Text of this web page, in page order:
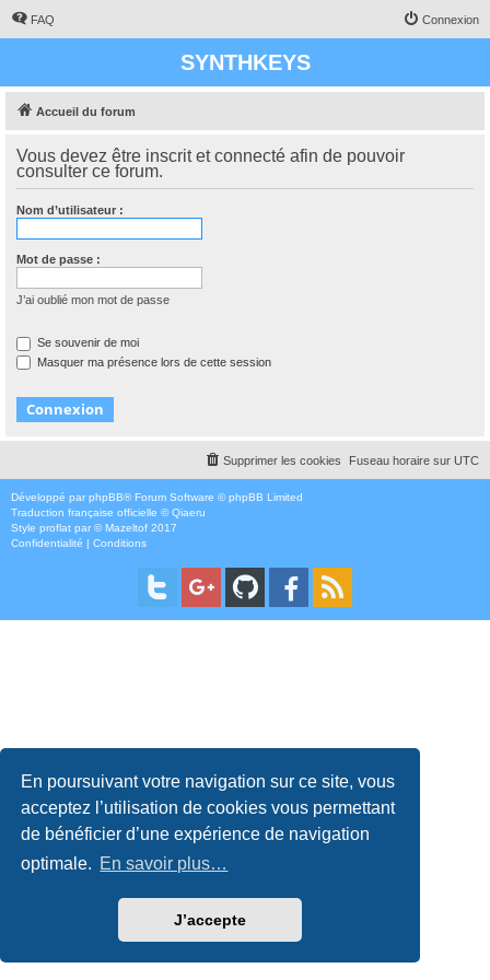
En poursuivant votre navigation sur ce site, vous
acceptez l’utilisation de cookies vous permettant
de bénéficier d’une expérience de navigation
optimale. En savoir plus…
J’accepte
FAQ Connexion
SYNTHKEYS
Accueil du forum
Vous devez être inscrit et connecté afin de pouvoir
consulter ce forum.
Nom d’utilisateur :
Mot de passe :
J’ai oublié mon mot de passe
Se souvenir de moi
Masquer ma présence lors de cette session
Fuseau horaire sur UTC
Supprimer les cookies
Développé par phpBB® Forum Software © phpBB Limited
Traduction française officielle ©Qiaeru
Style proflat par ©Mazeltof 2017
Confidentialité | Conditions